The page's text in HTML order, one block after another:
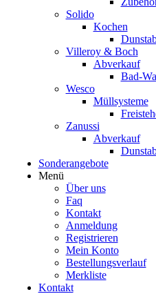
Solido
Kochen
Villeroy & Boch
Abverkauf
Bad-
Wesco
Müllsysteme
Zanussi
Abverkauf
Sonderangebote
Menü
Über uns
Faq
Kontakt
Anmeldung
Registrieren
Mein Konto
Bestellungsverlauf
Merkliste
Kontakt